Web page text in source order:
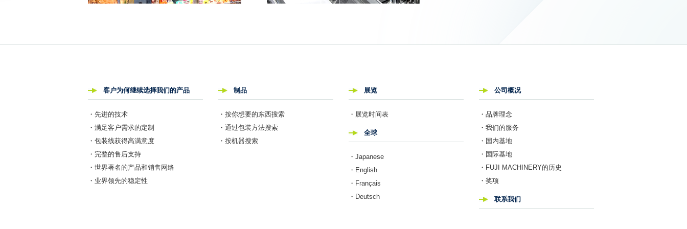
客户为何继续选择我们的产品
・先进的技术
・满足客户需求的定制
・包装线获得高满意度
・完整的售后支持
・世界著名的产品和销售网络
・业界领先的稳定性
制品
・按你想要的东西搜索
・通过包装方法搜索
・按机器搜索
展览
・展览时间表
全球
・Japanese
・English
・Français
・Deutsch
公司概况
・品牌理念
・我们的服务
・国内基地
・国际基地
・FUJI MACHINERY的历史
・奖项
联系我们